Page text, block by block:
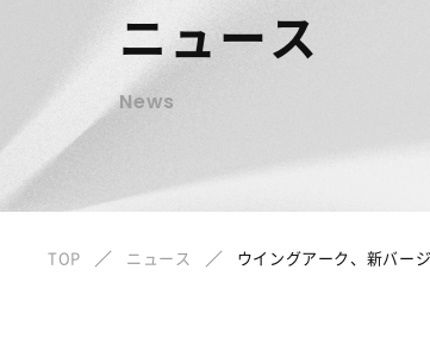
ニュース
News
TOP ニュース ウイングアーク、新バー